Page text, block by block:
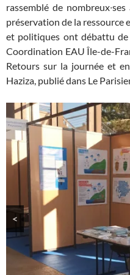
rassemblé de nombreux∙ses
préservation de la ressource
et politiques ont débattu de
Coordination EAU Île-de-
Retours sur la journée et
Haziza, publié dans Le
<